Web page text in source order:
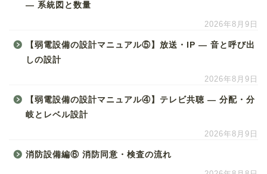
― 系統図と数量
2026年8月9日
【弱電設備の設計マニュアル⑤】放送・IP ― 音と呼び出
しの設計
2026年8月9日
【弱電設備の設計マニュアル④】テレビ共聴 ― 分配・分
岐とレベル設計
2026年8月9日
消防設備編⑥ 消防同意・検査の流れ